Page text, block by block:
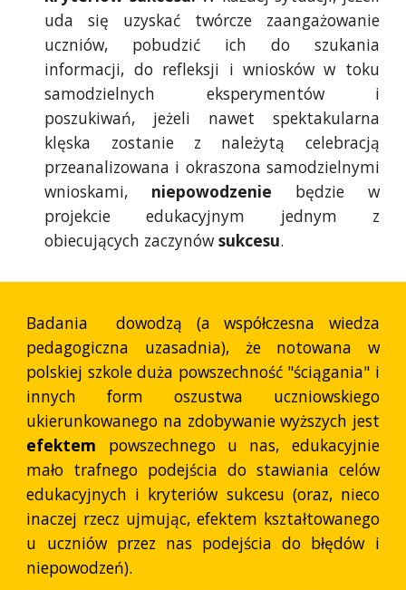
uda się uzyskać twórcze zaangażowanie
uczniów, pobudzić ich do szukania
informacji, do refleksji i wniosków w toku
samodzielnych eksperymentów i
poszukiwań, jeżeli nawet spektakularna
klęska zostanie z należytą celebracją
przeanalizowana i okraszona samodzielnymi
wnioskami, niepowodzenie będzie w
projekcie edukacyjnym jednym z
obiecujących zaczynówsukcesu.
Badania dowodzą (a współczesna wiedza
pedagogiczna uzasadnia), że notowana w
polskiej szkole duża powszechność "ściągania" i
innych form oszustwa uczniowskiego
ukierunkowanego na zdobywanie wyższych jest
efektem powszechnego u nas, edukacyjnie
mało trafnego podejścia do stawiania celów
edukacyjnych i kryteriów sukcesu (oraz, nieco
inaczej rzecz ujmując, efektem kształtowanego
u uczniów przez nas podejścia do błędów i
niepowodzeń).